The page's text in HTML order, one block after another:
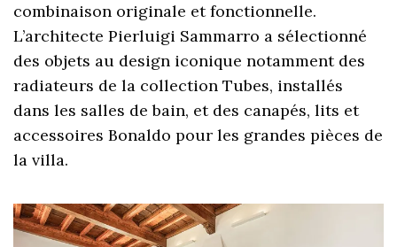
combinaison originale et fonctionnelle.
L’architecte Pierluigi Sammarro a sélectionné
des objets au design iconique notamment des
radiateurs de la collection Tubes, installés
dans les salles de bain, et des canapés, lits et
accessoires Bonaldo pour les grandes pièces de
la villa.